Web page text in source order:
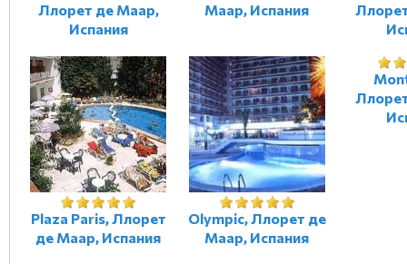
Ллорет де Маар,
Испания
Маар, Испания
Plaza Paris, Ллорет
де Маар, Испания
Olympic, Ллорет де
Маар, Испания